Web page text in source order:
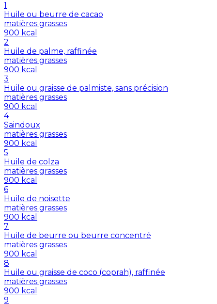
1
Huile ou beurre de cacao
matières grasses
900 kcal
2
Huile de palme, raffinée
matières grasses
900 kcal
3
Huile ou graisse de palmiste, sans précision
matières grasses
900 kcal
4
Saindoux
matières grasses
900 kcal
5
Huile de colza
matières grasses
900 kcal
6
Huile de noisette
matières grasses
900 kcal
7
Huile de beurre ou beurre concentré
matières grasses
900 kcal
8
Huile ou graisse de coco (coprah), raffinée
matières grasses
900 kcal
9